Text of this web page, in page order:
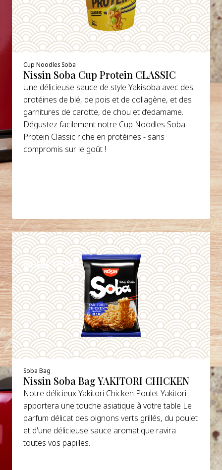
Cup Noodles Soba
Nissin Soba Cup Protein CLASSIC
Une délicieuse sauce de style Yakisoba avec des
protéines de blé, de pois et de collagène, et des
garnitures de carotte, de chou et d’edamame.
Dégustez facilement notre Cup Noodles Soba
Protein Classic riche en protéines - sans
compromis sur le goût !
WHERE TO BUY
DETAILS
Soba Bag
Nissin Soba Bag YAKITORI CHICKEN
Notre délicieux Yakitori Chicken Poulet Yakitori
apportera une touche asiatique à votre table Le
parfum délicat des oignons verts grillés, du poulet
et d'une délicieuse sauce aromatique ravira
toutes vos papilles.